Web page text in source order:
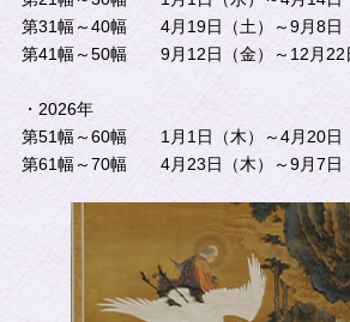
第31幅～40幅 4月19日（土）～9月8日
第41幅～50幅 9月12日（金）～12月22
・2026年
第51幅～60幅 1月1日（木）～4月20日
第61幅～70幅 4月23日（木）～9月7日